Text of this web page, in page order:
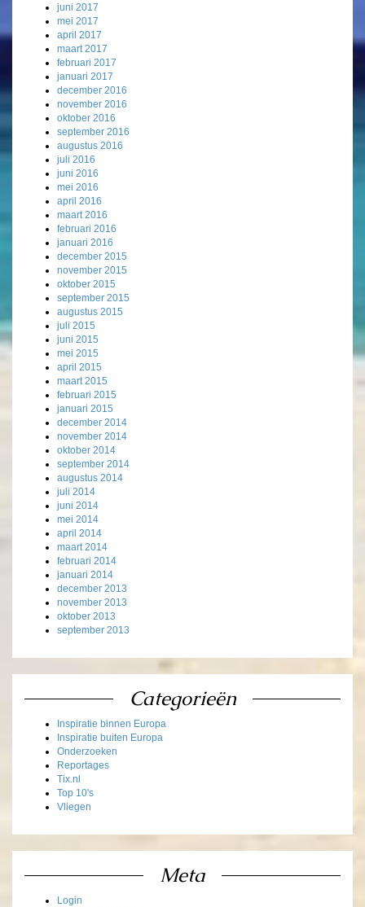
juni 2017
mei 2017
april 2017
maart 2017
februari 2017
januari 2017
december 2016
november 2016
oktober 2016
september 2016
augustus 2016
juli 2016
juni 2016
mei 2016
april 2016
maart 2016
februari 2016
januari 2016
december 2015
november 2015
oktober 2015
september 2015
augustus 2015
juli 2015
juni 2015
mei 2015
april 2015
maart 2015
februari 2015
januari 2015
december 2014
november 2014
oktober 2014
september 2014
augustus 2014
juli 2014
juni 2014
mei 2014
april 2014
maart 2014
februari 2014
januari 2014
december 2013
november 2013
oktober 2013
september 2013
Categorieën
Inspiratie binnen Europa
Inspiratie buiten Europa
Onderzoeken
Reportages
Tix.nl
Top 10's
Vliegen
Meta
Login